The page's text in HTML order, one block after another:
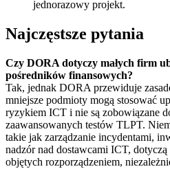
jednorazowy projekt.
Najczęstsze pytania
Czy DORA dotyczy małych firm
pośredników finansowych?
Tak, jednak DORA przewiduje
mniejsze podmioty mogą stosować
ryzykiem ICT i nie są zobowiązane
zaawansowanych testów TLPT.
takie jak zarządzanie incydentami,
nadzór nad dostawcami ICT,
objętych rozporządzeniem,